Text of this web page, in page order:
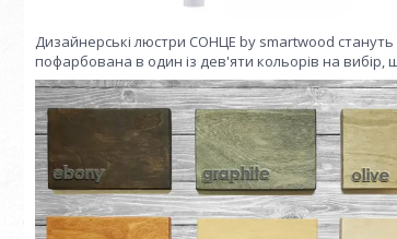
Дизайнерські люстри СОНЦЕ by smartwood
пофарбована в один із дев'яти кольорів на вибір,